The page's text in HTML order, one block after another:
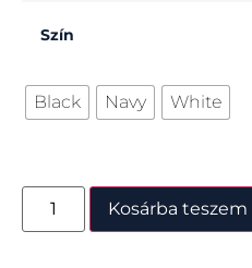
Szín
Black Navy White
Kosárba teszem